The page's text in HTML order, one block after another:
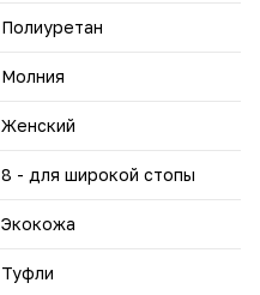
Полиуретан
Молния
Женский
8 - для широкой стопы
Экокожа
Туфли